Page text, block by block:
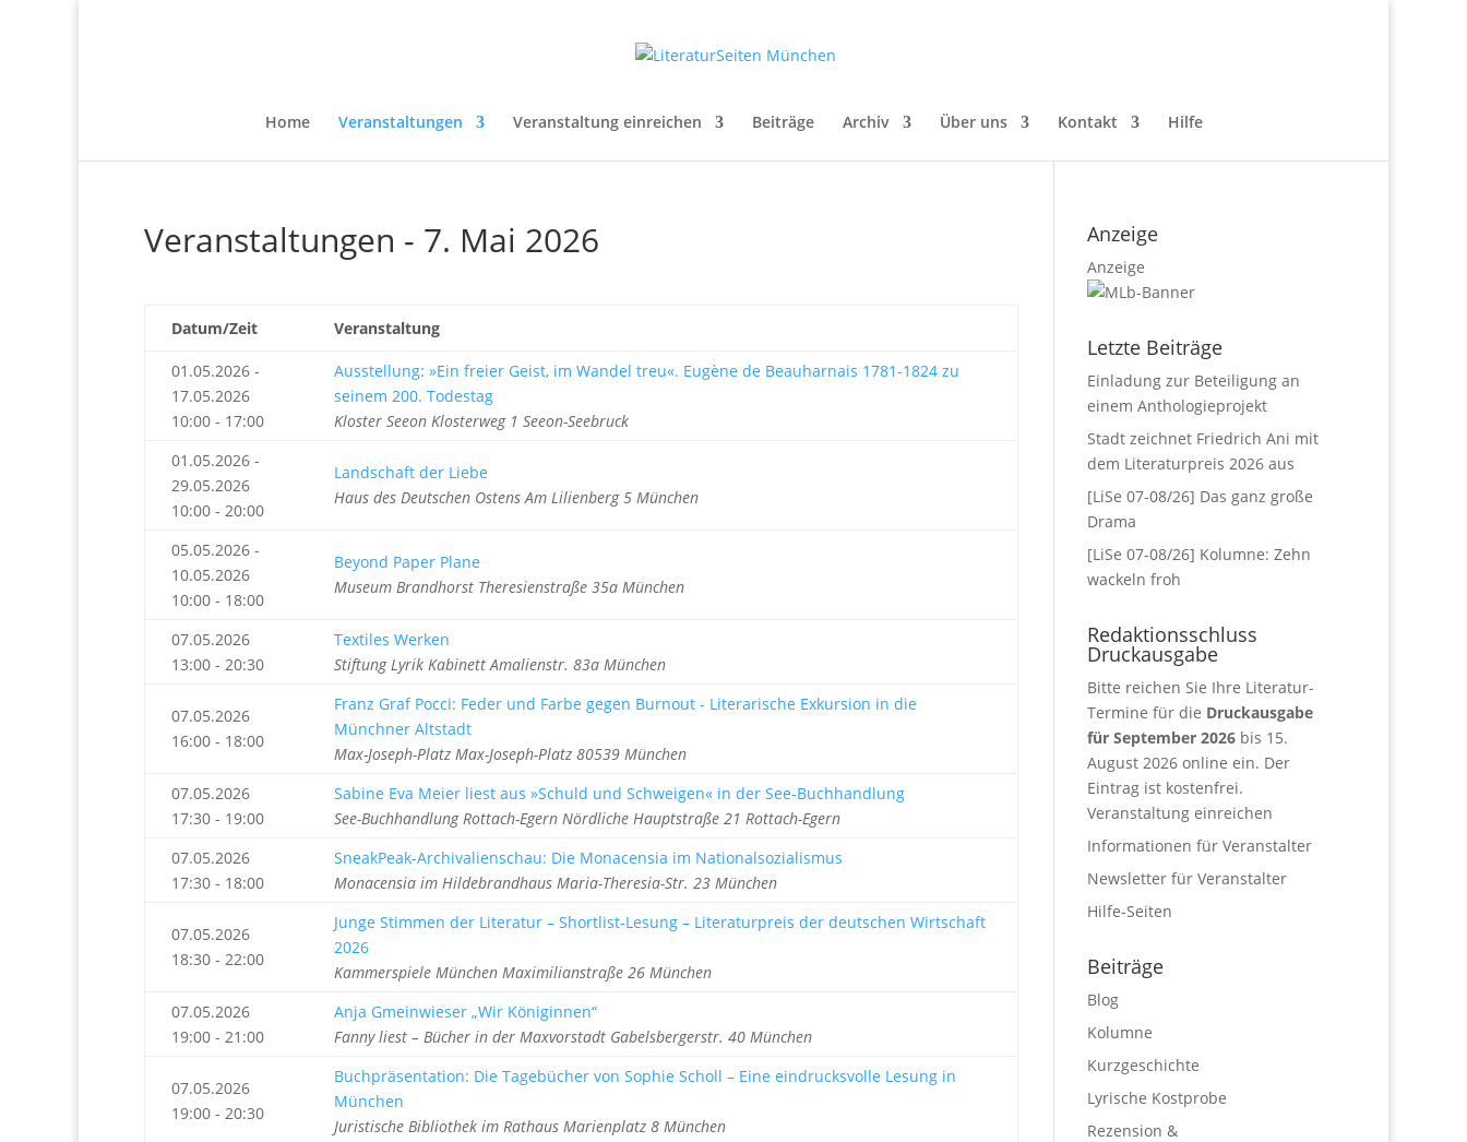
Home Veranstaltungen Veranstaltung einreichen Beiträge Archiv Über uns Kontakt Hilfe
Veranstaltungen - 7. Mai 2026
Datum/Zeit Veranstaltung
01.05.2026 -
17.05.2026
10:00 - 17:00
Ausstellung: »Ein freier Geist, im Wandel treu«. Eugène de Beauharnais 1781-1824 zu
seinem 200. Todestag
Kloster Seeon Klosterweg 1 Seeon-Seebruck
01.05.2026 -
29.05.2026
10:00 - 20:00
Landschaft der Liebe
Haus des Deutschen Ostens Am Lilienberg 5 München
05.05.2026 -
10.05.2026
10:00 - 18:00
Beyond Paper Plane
Museum Brandhorst Theresienstraße 35a München
07.05.2026
13:00 - 20:30
Textiles Werken
Stiftung Lyrik Kabinett Amalienstr. 83a München
07.05.2026
16:00 - 18:00
Franz Graf Pocci: Feder und Farbe gegen Burnout - Literarische Exkursion in die
Münchner Altstadt
Max-Joseph-Platz Max-Joseph-Platz 80539 München
07.05.2026
17:30 - 19:00
Sabine Eva Meier liest aus »Schuld und Schweigen« in der See-Buchhandlung
See-Buchhandlung Rottach-Egern Nördliche Hauptstraße 21 Rottach-Egern
07.05.2026
17:30 - 18:00
SneakPeak-Archivalienschau: Die Monacensia im Nationalsozialismus
Monacensia im Hildebrandhaus Maria-Theresia-Str. 23 München
07.05.2026
18:30 - 22:00
Junge Stimmen der Literatur – Shortlist-Lesung – Literaturpreis der deutschen Wirtschaft
2026
Kammerspiele München Maximilianstraße 26 München
07.05.2026
19:00 - 21:00
Anja Gmeinwieser „Wir Königinnen“
Fanny liest – Bücher in der Maxvorstadt Gabelsbergerstr. 40 München
07.05.2026
19:00 - 20:30
Buchpräsentation: Die Tagebücher von Sophie Scholl – Eine eindrucksvolle Lesung in
München
Juristische Bibliothek im Rathaus Marienplatz 8 München
Anzeige
Anzeige
Letzte Beiträge
Einladung zur Beteiligung an
einem Anthologieprojekt
Stadt zeichnet Friedrich Ani mit
dem Literaturpreis 2026 aus
[LiSe 07-08/26] Das ganz große
Drama
[LiSe 07-08/26] Kolumne: Zehn
wackeln froh
Redaktionsschluss
Druckausgabe
Bitte reichen Sie Ihre Literatur-
Termine für die Druckausgabe
für September 2026 bis 15.
August 2026 online ein. Der
Eintrag ist kostenfrei.
Veranstaltung einreichen
Informationen für Veranstalter
Newsletter für Veranstalter
Hilfe-Seiten
Beiträge
Blog
Kolumne
Kurzgeschichte
Lyrische Kostprobe
Rezension &